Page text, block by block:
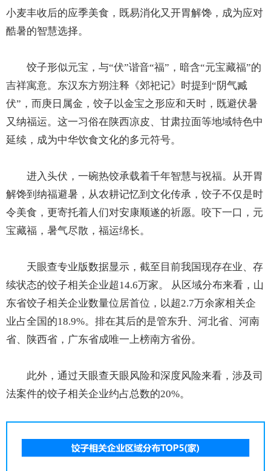
小麦丰收后的应季美食，既易消化又开胃解馋，成为应对
酷暑的智慧选择。
饺子形似元宝，与“伏”谐音“福”，暗含“元宝藏福”的
吉祥寓意。东汉东方朔注释《郊祀记》时提到“阴气臧
伏”，而庚日属金，饺子以金宝之形应和天时，既避伏暑
又纳福运。这一习俗在陕西凉皮、甘肃拉面等地域特色中
延续，成为中华饮食文化的多元符号。
进入头伏，一碗热饺承载着千年智慧与祝福。从开胃
解馋到纳福避暑，从农耕记忆到文化传承，饺子不仅是时
令美食，更寄托着人们对安康顺遂的祈愿。咬下一口，元
宝藏福，暑气尽散，福运绵长。
天眼查专业版数据显示，截至目前我国现存在业、存
续状态的饺子相关企业超14.6万家。 从区域分布来看，山
东省饺子相关企业数量位居首位，以超2.7万余家相关企
业占全国的18.9%。排在其后的是管东升、河北省、河南
省、陕西省，广东省成唯一上榜南方省份。
此外，通过天眼查天眼风险和深度风险来看，涉及司
法案件的饺子相关企业约占总数的20%。